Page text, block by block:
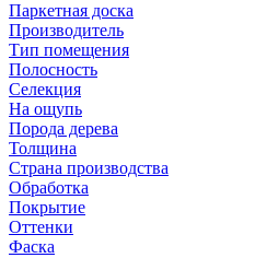
Паркетная доска
Производитель
Тип помещения
Полосность
Селекция
На ощупь
Порода дерева
Толщина
Страна производства
Обработка
Покрытие
Оттенки
Фаска